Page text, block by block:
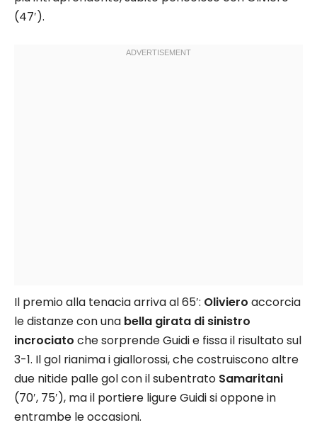
(47′).
Il premio alla tenacia arriva al 65′: Oliviero accorcia
le distanze con una bella girata di sinistro
incrociato che sorprende Guidi e fissa il risultato sul
3-1. Il gol rianima i giallorossi, che costruiscono altre
due nitide palle gol con il subentrato Samaritani
(70′, 75′), ma il portiere ligure Guidi si oppone in
entrambe le occasioni.